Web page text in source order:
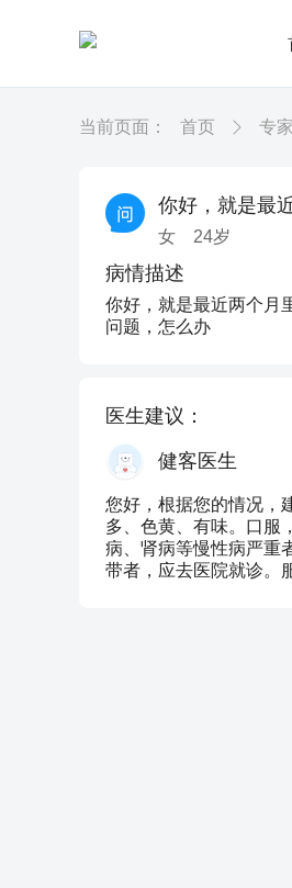
当前页面： 首页 专
你好，就是最
女 24岁
病情描述
你好，就是最近两个月
问题，怎么办
医生建议：
健客医生
您好，根据您的情况，
多、色黄、有味。口服
病、肾病等慢性病严重
带者，应去医院就诊。